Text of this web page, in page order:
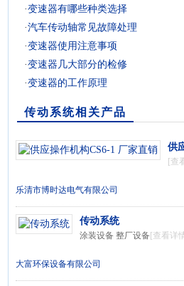
·变速器有哪些种类选择
·汽车传动轴常见故障处理
·变速器使用注意事项
·变速器几大部分的检修
·变速器的工作原理
传动系统相关产品
供
[查
乐清市博时达电气有限公司
传动系统
涂装设备 整厂设备 [查看详
大富环保设备有限公司